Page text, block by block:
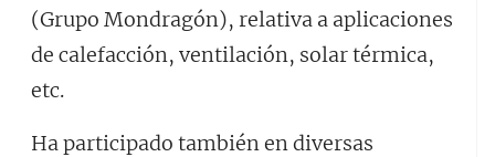
(Grupo Mondragón), relativa a aplicaciones
de calefacción, ventilación, solar térmica,
etc.
Ha participado también en diversas